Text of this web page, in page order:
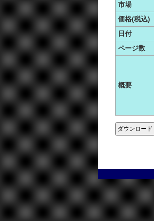
市場
価格(税込)
日付
ページ数
概要